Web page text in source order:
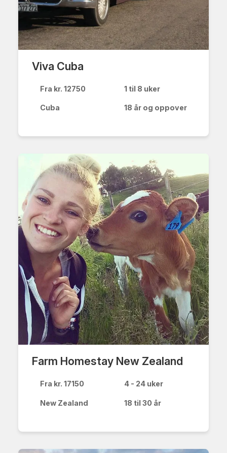
Viva Cuba
Fra kr. 12750 1 til 8 uker
Cuba 18 år og oppover
Farm Homestay New Zealand
Fra kr. 17150 4 - 24 uker
New Zealand 18 til 30 år